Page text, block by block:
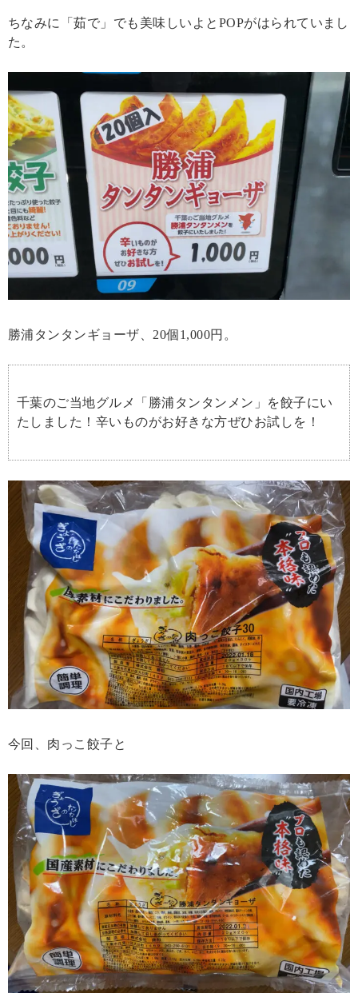
ちなみに「茹で」でも美味しいよとPOPがはられていまし
た。
勝浦タンタンギョーザ、20個1,000円。
千葉のご当地グルメ「勝浦タンタンメン」を餃子にい
たしました！辛いものがお好きな方ぜひお試しを！
今回、肉っこ餃子と